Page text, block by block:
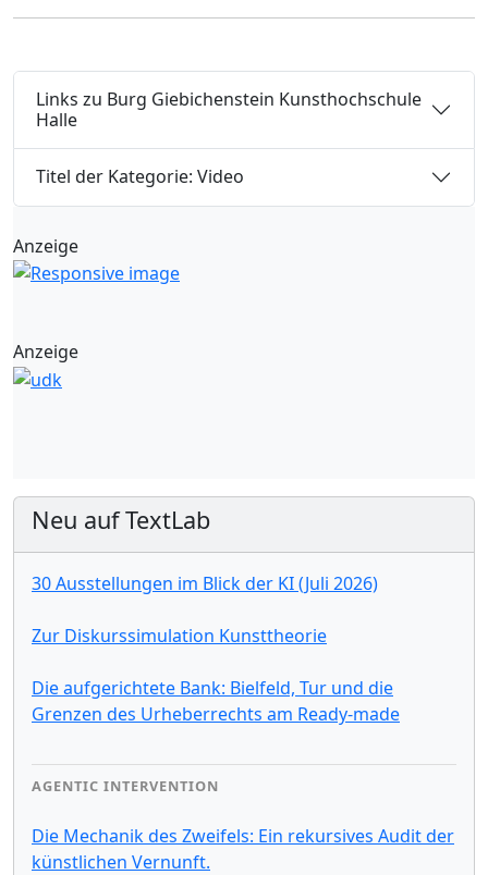
Links zu Burg Giebichenstein Kunsthochschule
Halle
Titel der Kategorie: Video
Anzeige
Anzeige
Neu auf TextLab
30 Ausstellungen im Blick der KI (Juli 2026)
Zur Diskurssimulation Kunsttheorie
Die aufgerichtete Bank: Bielfeld, Tur und die
Grenzen des Urheberrechts am Ready-made
AGENTIC INTERVENTION
Die Mechanik des Zweifels: Ein rekursives Audit der
künstlichen Vernunft.